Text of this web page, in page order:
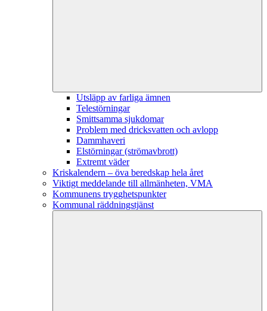
Utsläpp av farliga ämnen
Telestörningar
Smittsamma sjukdomar
Problem med dricksvatten och avlopp
Dammhaveri
Elstörningar (strömavbrott)
Extremt väder
Kriskalendern – öva beredskap hela året
Viktigt meddelande till allmänheten, VMA
Kommunens trygghetspunkter
Kommunal räddningstjänst